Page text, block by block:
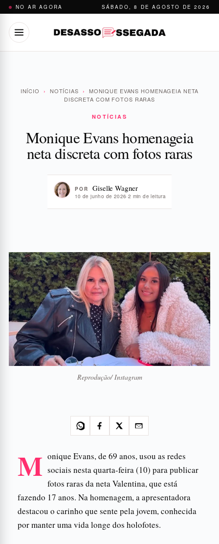
Pular
conteúdo
NO AR AGORA SÁBADO, 8 DE AGOSTO DE 2026
INÍCIO › NOTÍCIAS ›
MONIQUE EVANS HOMENAGEIA NETA
DISCRETA COM FOTOS RARAS
NOTÍCIAS
Monique Evans homenageia
neta discreta com fotos raras
POR Giselle Wagner
10 de junho de 2026·2 min de leitura
Reprodução/ Instagram
M onique Evans, de 69 anos, usou as redes
sociais nesta quarta-feira (10) para publicar
fotos raras da neta Valentina, que está
fazendo 17 anos. Na homenagem, a apresentadora
destacou o carinho que sente pela jovem, conhecida
por manter uma vida longe dos holofotes.